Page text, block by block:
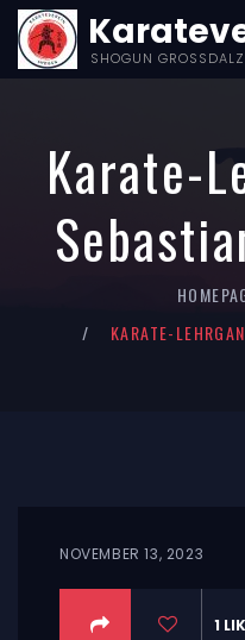
SHOGUN
Karate-
KARATE-
NOVEMBER 13, 2023
1